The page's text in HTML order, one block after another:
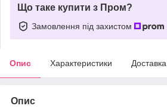
Що таке купити з Пром?
Замовлення під захистом
Опис Характеристики Доставка
Опис